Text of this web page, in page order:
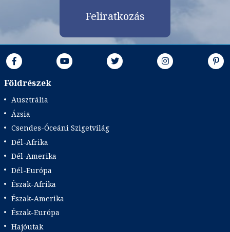
Feliratkozás
Földrészek
Ausztrália
Ázsia
Csendes-Óceáni Szigetvilág
Dél-Afrika
Dél-Amerika
Dél-Európa
Észak-Afrika
Észak-Amerika
Észak-Európa
Hajóutak